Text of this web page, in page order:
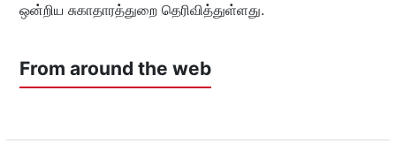
ஒன்றிய சுகாதாரத்துறை தெரிவித்துள்ளது.
From around the web